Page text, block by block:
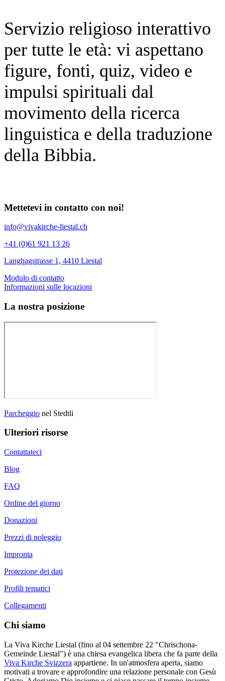
Servizio religioso interattivo
per tutte le età: vi aspettano
figure, fonti, quiz, video e
impulsi spirituali dal
movimento della ricerca
linguistica e della traduzione
della Bibbia.
Mettetevi in contatto con noi!
info@vivakirche-liestal.ch
+41 (0)61 921 13 26
Langhagstrasse 1, 4410 Liestal
Modulo di contatto
Informazioni sulle locazioni
La nostra posizione
Parcheggio nel Stedtli
Ulteriori risorse
Contattateci
Blog
FAQ
Ordine del giorno
Donazioni
Prezzi di noleggio
Impronta
Protezione dei dati
Profili tematici
Collegamenti
Chi siamo
La Viva Kirche Liestal (fino al 04 settembre 22 "Chrischona-
Gemeinde Liestal") è una chiesa evangelica libera che fa parte della
Viva Kirche Svizzera appartiene. In un'atmosfera aperta, siamo
motivati a trovare e approfondire una relazione personale con Gesù